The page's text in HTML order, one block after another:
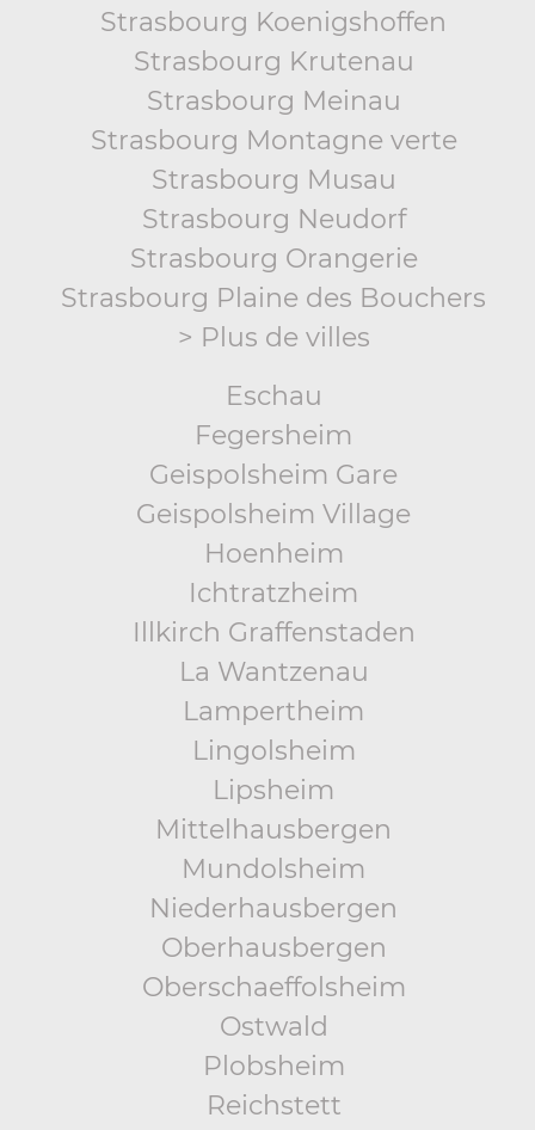
Strasbourg Koenigshoffen
Strasbourg Krutenau
Strasbourg Meinau
Strasbourg Montagne verte
Strasbourg Musau
Strasbourg Neudorf
Strasbourg Orangerie
Strasbourg Plaine des Bouchers
> Plus de villes
Eschau
Fegersheim
Geispolsheim Gare
Geispolsheim Village
Hoenheim
Ichtratzheim
Illkirch Graffenstaden
La Wantzenau
Lampertheim
Lingolsheim
Lipsheim
Mittelhausbergen
Mundolsheim
Niederhausbergen
Oberhausbergen
Oberschaeffolsheim
Ostwald
Plobsheim
Reichstett